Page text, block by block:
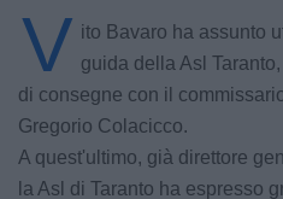
V ito Bavaro ha assunto
guida della Asl
di consegne con il
Gregorio Colacicco.
A quest'ultimo, già direttore
la Asl di Taranto ha espresso